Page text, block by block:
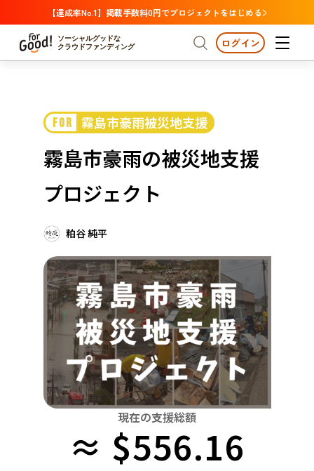
【達成率No.1】掲載手数料0円でプロジェクトをはじめる
ソーシャルグッドな
クラウドファンディング
プロジェクトからさがす 注目
カテゴリーからさがす 国際協力
医療・福祉
中部
近畿
中国
四国
九州・沖縄
注目 新着
支援金額が多い
支援人数が多い
終了日が近い
カテゴリーからさがす
国際協力 医療・福祉
子ども・教育
環境・エシカル
社会貢献
地域からさがす
北海道・東北
北海道 青森 岩手 宮城 秋田 山形
栃木 群馬 埼玉 千葉 東京
富山 石川 福井 山梨 長野
京都 大阪 兵庫
岡山 広島 山口
ログイン
FOR 霧島市豪雨被災地支援
霧島市豪雨の被災地支援
プロジェクト
粕谷 純平
現在の支援総額
≈ $556.16